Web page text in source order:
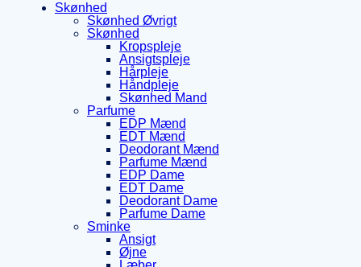
Skønhed
Skønhed Øvrigt
Skønhed
Kropspleje
Ansigtspleje
Hårpleje
Håndpleje
Skønhed Mand
Parfume
EDP Mænd
EDT Mænd
Deodorant Mænd
Parfume Mænd
EDP Dame
EDT Dame
Deodorant Dame
Parfume Dame
Sminke
Ansigt
Øjne